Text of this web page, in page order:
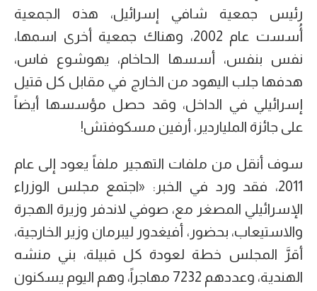
رئيس جمعية شافي إسرائيل، هذه الجمعية
أُسست عام 2002، وهناك جمعية أخرى اسمها،
نفس بنفس، أسسها الحاخام، يهوشوع فاس،
هدفها جلب اليهود من الخارج في مقابل كل قتيل
إسرائيلي في الداخل، وقد حصل مؤسسها أيضاً
على جائزة الملياردير، أرفين مسكوفتش!
سوف أنقل من ملفات التهجير ملفاً يعود إلى عام
2011، فقد ورد في الخبر: «اجتمع مجلس الوزراء
الإسرائيلي المصغر مع، صوفي لاندفر وزيرة الهجرة
والاستيعاب، بحضور، أفيغدور ليبرمان وزير الخارجية،
أقرَّ المجلس خطة لعودة كل قبيلة، بني منشه
الهندية، وعددهم 7232 مهاجراً، وهم اليوم يسكنون